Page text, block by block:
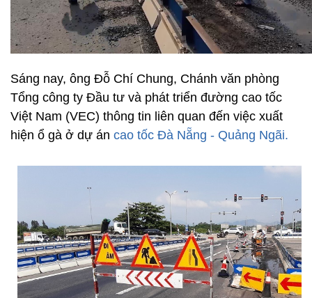
Sáng nay, ông Đỗ Chí Chung, Chánh văn phòng
Tổng công ty Đầu tư và phát triển đường cao tốc
Việt Nam (VEC) thông tin liên quan đến việc xuất
hiện ổ gà ở dự án cao tốc Đà Nẵng - Quảng Ngãi.